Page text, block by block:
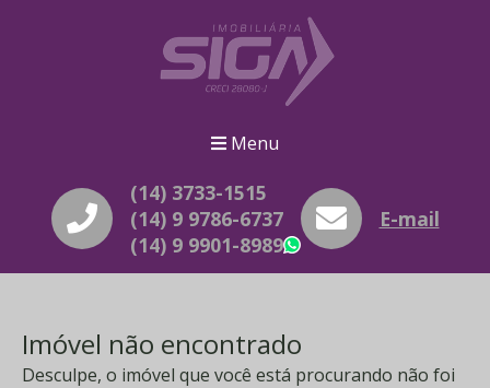
Menu
(14) 3733-1515
(14) 9 9786-6737
(14) 9 9901-8989
WhatsApp
E-mail
Imóvel não encontrado
Desculpe, o imóvel que você está procurando não foi